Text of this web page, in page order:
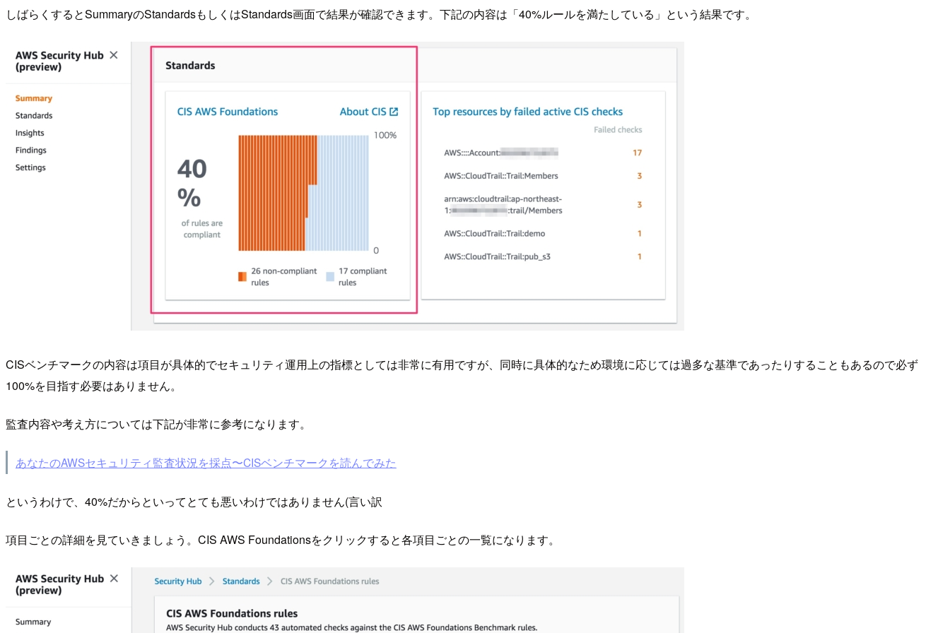
しばらくするとSummaryのStandardsもしくはStandards画面で結果が確認できます。下記の内容は「40%ルールを満たしている」という結果です。
CISベンチマークの内容は項目が具体的でセキュリティ運用上の指標としては非常に有用ですが、同時に具体的なため環境に応じては過多な基準であったりすることもあるので必ず
100%を目指す必要はありません。
監査内容や考え方については下記が非常に参考になります。
あなたのAWSセキュリティ監査状況を採点〜CISベンチマークを読んでみた
というわけで、40%だからといってとても悪いわけではありません(言い訳
項目ごとの詳細を見ていきましょう。CIS AWS Foundationsをクリックすると各項目ごとの一覧になります。